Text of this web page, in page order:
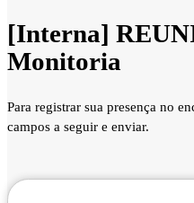
[Interna]
Monitoria
Para registrar sua presença no
campos a seguir e enviar.